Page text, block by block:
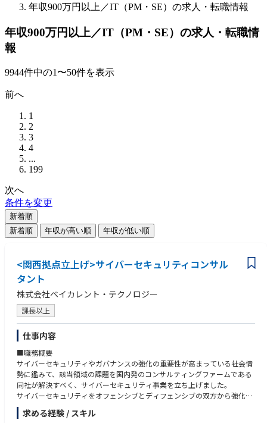
年収900万円以上／IT（PM・SE）の求人・転職情報
年収900万円以上／IT（PM・SE）の求人・転職情
報
9944件中の1〜50件を表示
前へ
1
2
3
4
...
199
次へ
条件を変更
新着順
新着順
年収が高い順 年収が低い順
<関西拠点立上げ>サイバーセキュリティコンサル
タント
株式会社ベイカレント・テクノロジー
課長以上
仕事内容
■職務概要
サイバーセキュリティやガバナンスの強化の重要性が高まっている社会情
勢に鑑みて、該当領域の課題を国内発のコンサルティングファームである
同社が解決すべく、サイバーセキュリティ事業を立ち上げました。
サイバーセキュリティをオフェンシブとディフェンシブの双方から強化
し、あらゆる業界のリーディングカンパニーの成長に最も貢献するという
ミッションの実現を担っていただきます。
求める経験 / スキル